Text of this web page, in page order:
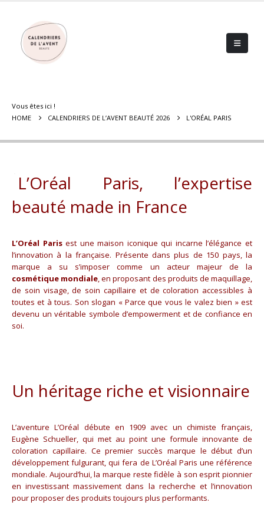
Vous êtes ici !
HOME
CALENDRIERS DE L’AVENT BEAUTÉ 2026 L'ORÉAL PARIS
L’Oréal Paris, l’expertise
beauté made in France
L’Oréal Parisest une maison iconique qui incarne l’élégance et
l’innovation à la française. Présente dans plus de 150 pays, la
marque a su s’imposer comme un acteur majeur de la
cosmétique mondiale, en proposant des produits de maquillage,
de soin visage, de soin capillaire et de coloration accessibles à
toutes et à tous. Son slogan « Parce que vous le valez bien » est
devenu un véritable symbole d’empowerment et de confiance en
soi.
Un héritage riche et visionnaire
L’aventure L’Oréal débute en 1909 avec un chimiste français,
Eugène Schueller, qui met au point une formule innovante de
coloration capillaire. Ce premier succès marque le début d’un
développement fulgurant, qui fera de L’Oréal Paris une référence
mondiale. Aujourd’hui, la marque reste fidèle à son esprit pionnier
en investissant massivement dans la recherche et l’innovation
pour proposer des produits toujours plus performants.